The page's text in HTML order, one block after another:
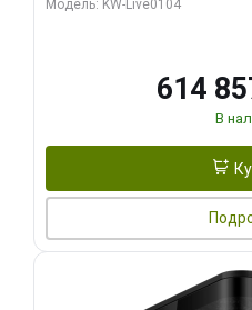
Модель: KW-Live0104
614
В